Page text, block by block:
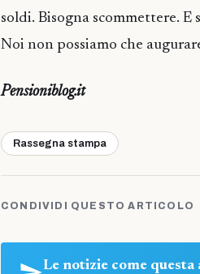
soldi. Bisogna scommettere. E
Noi non possiamo che
Pensioniblog.it
Rassegna stampa
CONDIVIDI QUESTO ARTICOLO
Le notizie come